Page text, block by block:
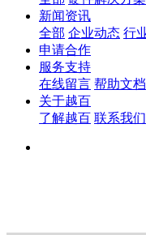
新闻资讯
全部 企业动态 行
申请合作
服务支持
在线留言 帮助文档
关于越百
了解越百 联系我们